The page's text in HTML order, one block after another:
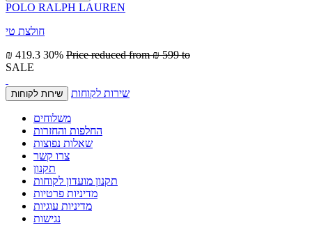
POLO RALPH LAUREN
חולצת טי
₪ 419.3 30% Price reduced from₪ 599 to
SALE
שירות לקוחות שירות לקוחות
משלוחים
החלפות והחזרות
שאלות נפוצות
צרו קשר
תקנון
תקנון מועדון לקוחות
מדיניות פרטיות
מדיניות עוגיות
נגישות